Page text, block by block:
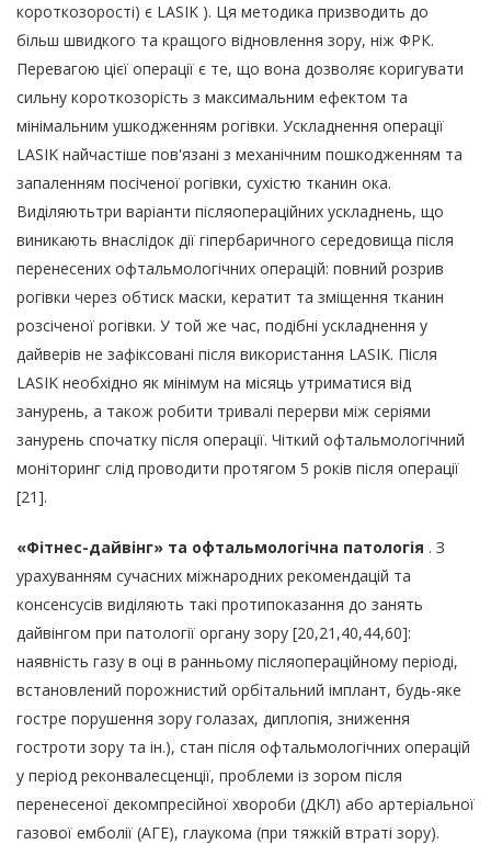
короткозорості) є LASIK ). Ця методика призводить до
більш швидкого та кращого відновлення зору, ніж ФРК.
Перевагою цієї операції є те, що вона дозволяє коригувати
сильну короткозорість з максимальним ефектом та
мінімальним ушкодженням рогівки. Ускладнення операції
LASIK найчастіше пов'язані з механічним пошкодженням та
запаленням посіченої рогівки, сухістю тканин ока.
Виділяютьтри варіанти післяопераційних ускладнень, що
виникають внаслідок дії гіпербаричного середовища після
перенесених офтальмологічних операцій: повний розрив
рогівки через обтиск маски, кератит та зміщення тканин
розсіченої рогівки. У той же час, подібні ускладнення у
дайверів не зафіксовані після використання LASIK. Після
LASIK необхідно як мінімум на місяць утриматися від
занурень, а також робити тривалі перерви між серіями
занурень спочатку після операції. Чіткий офтальмологічний
моніторинг слід проводити протягом 5 років після операції
[21].
«Фітнес-дайвінг» та офтальмологічна патологія . З
урахуванням сучасних міжнародних рекомендацій та
консенсусів виділяють такі протипоказання до занять
дайвінгом при патології органу зору [20,21,40,44,60]:
наявність газу в оці в ранньому післяопераційному періоді,
встановлений порожнистий орбітальний імплант, будь-яке
гостре порушення зору голазах, диплопія, зниження
гостроти зору та ін.), стан після офтальмологічних операцій
у період реконвалесценції, проблеми із зором після
перенесеної декомпресійної хвороби (ДКЛ) або артеріальної
газової емболії (АГЕ), глаукома (при тяжкій втраті зору).